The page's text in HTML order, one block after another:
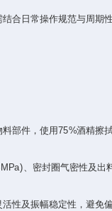
日常操作规范与周期性
件，使用75%酒精擦拭
、密封圈气密性及出料
及振幅稳定性，避免偏